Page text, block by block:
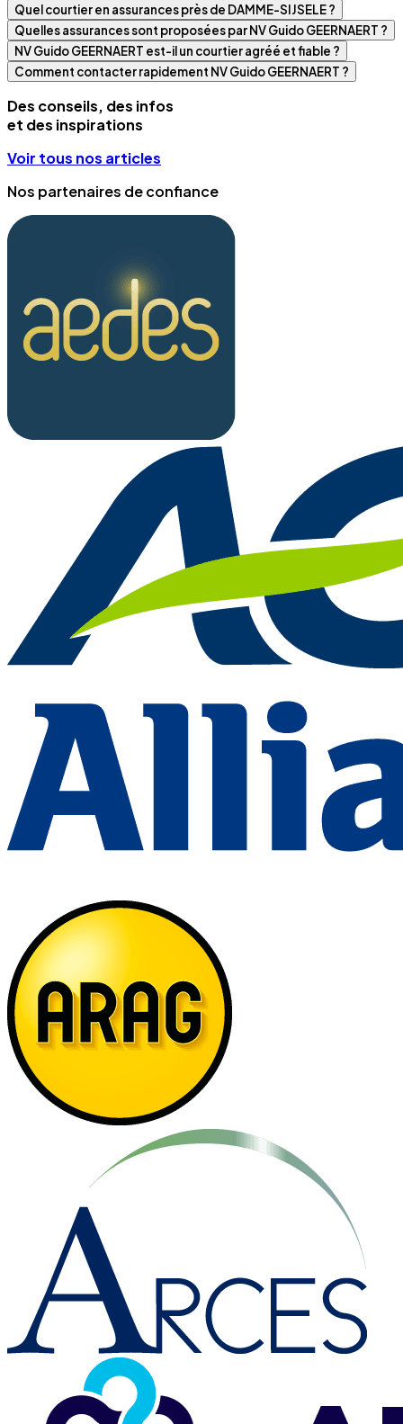
Quel courtier en assurances près de DAMME-SIJSELE ?
Quelles assurances sont proposées par NV Guido GEERNAERT ?
NV Guido GEERNAERT est-il un courtier agréé et fiable ?
Comment contacter rapidement NV Guido GEERNAERT ?
Des conseils, des infos
et des inspirations
Voir tous nos articles
Nos partenaires de confiance